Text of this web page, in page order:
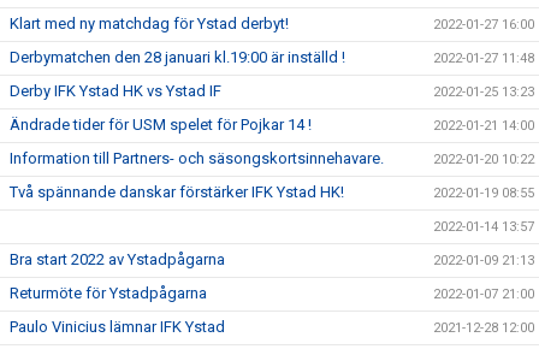
Klart med ny matchdag för Ystad derbyt! 2022-01-27 16:00
Derbymatchen den 28 januari kl.19:00 är inställd ! 2022-01-27 11:48
Derby IFK Ystad HK vs Ystad IF 2022-01-25 13:23
Ändrade tider för USM spelet för Pojkar 14 ! 2022-01-21 14:00
Information till Partners- och säsongskortsinnehavare. 2022-01-20 10:22
Två spännande danskar förstärker IFK Ystad HK! 2022-01-19 08:55
2022-01-14 13:57
Bra start 2022 av Ystadpågarna 2022-01-09 21:13
Returmöte för Ystadpågarna 2022-01-07 21:00
Paulo Vinicius lämnar IFK Ystad 2021-12-28 12:00